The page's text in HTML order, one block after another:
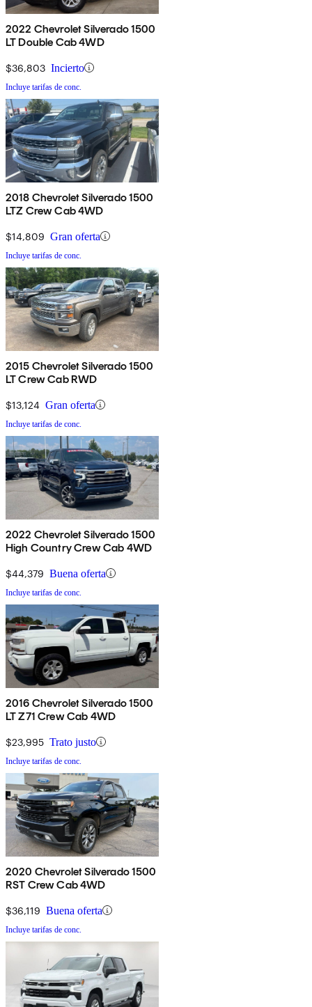
2022 Chevrolet Silverado 1500
LT Double Cab 4WD
$36,803 Incierto
Incluye tarifas de conc.
2018 Chevrolet Silverado 1500
LTZ Crew Cab 4WD
$14,809 Gran oferta
Incluye tarifas de conc.
2015 Chevrolet Silverado 1500
LT Crew Cab RWD
$13,124 Gran oferta
Incluye tarifas de conc.
2022 Chevrolet Silverado 1500
High Country Crew Cab 4WD
$44,379 Buena oferta
Incluye tarifas de conc.
2016 Chevrolet Silverado 1500
LT Z71 Crew Cab 4WD
$23,995 Trato justo
Incluye tarifas de conc.
2020 Chevrolet Silverado 1500
RST Crew Cab 4WD
$36,119 Buena oferta
Incluye tarifas de conc.